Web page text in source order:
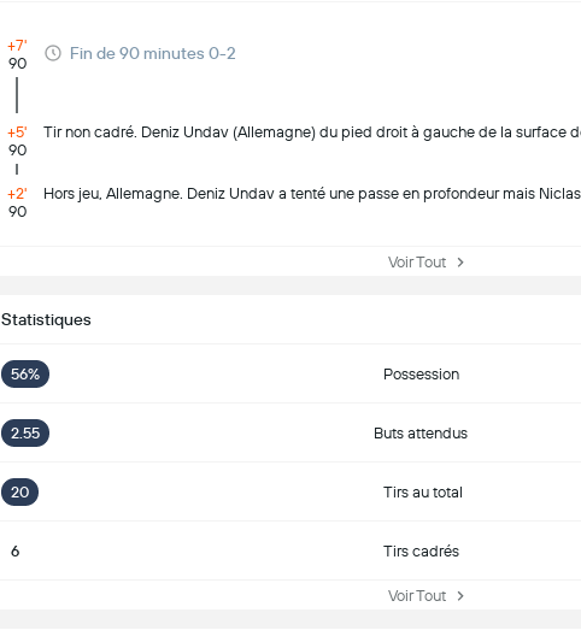
+7'
90
Fin de 90 minutes 0-2
+5'
90
Tir non cadré. Deniz Undav (Allemagne) du pied droit à gauche de la surface
+2'
90
Hors jeu, Allemagne. Deniz Undav a tenté une passe en profondeur mais
Voir Tout
Statistiques
56% Possession
2.55 Buts attendus
20 Tirs au total
6 Tirs cadrés
Voir Tout